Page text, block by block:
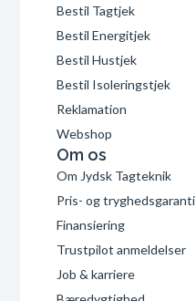
Bestil Tagtjek
Bestil Energitjek
Bestil Hustjek
Bestil Isoleringstjek
Reklamation
Webshop
Om os
Om Jydsk Tagteknik
Pris- og tryghedsgaranti
Finansiering
Trustpilot anmeldelser
Job & karriere